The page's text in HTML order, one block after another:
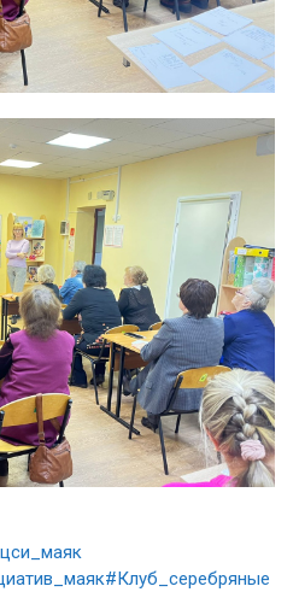
#Клуб_серебряные